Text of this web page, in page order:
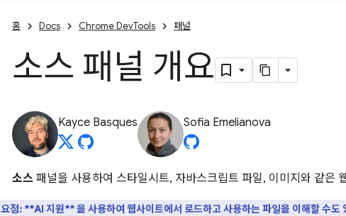
홈 Docs Chrome DevTools 패널
소스 패널 개요
Kayce Basques Sofia Emelianova
소스 패널을 사용하여 스타일시트, 자바스크립트 파일, 이미지와 같은
요점: **AI 지원** 을 사용하여 웹사이트에서 로드하고 사용하는 파일을 이해할 수도